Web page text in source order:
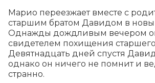
Марио переезжает вместе с
старшим братом Давидом в
Однажды дождливым вечером он
свидетелем похищения старшего
Девятнадцать дней спустя
однако он ничего не помнит и
странно.